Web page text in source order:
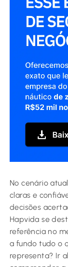
No cenário
claras e
decisões
Hapvida se
referência no
a fundo tudo o
representa? Ir